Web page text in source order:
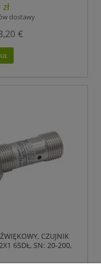
dostawy
€
CZUJNIK
65DŁ, SN: 20-200,